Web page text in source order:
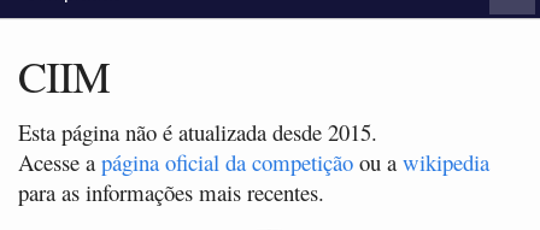
CIIM
Esta página não é atualizada desde 2015.
Acesse a página oficial da competição ou a wikipedia
para as informações mais recentes.